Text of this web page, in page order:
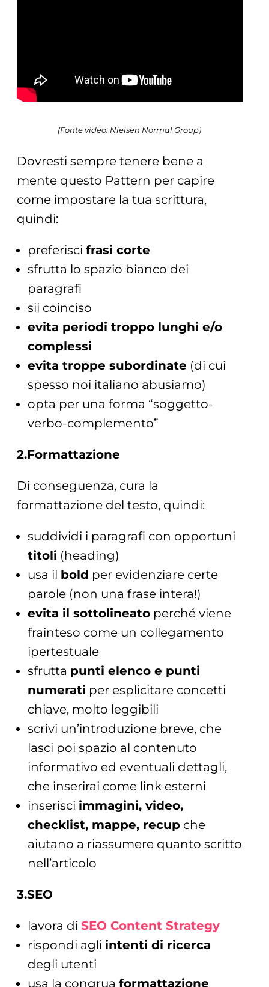
(Fonte video: Nielsen Normal Group)
Dovresti sempre tenere bene a
mente questo Pattern per capire
come impostare la tua scrittura,
quindi:
preferisci frasi corte
sfrutta lo spazio bianco dei
paragrafi
sii coinciso
evita periodi troppo lunghi e/o
complessi
evita troppe subordinate (di cui
spesso noi italiano abusiamo)
opta per una forma “soggetto-
verbo-complemento”
2.Formattazione
Di conseguenza, cura la
formattazione del testo, quindi:
suddividi i paragrafi con opportuni
titoli (heading)
usa il bold per evidenziare certe
parole (non una frase intera!)
evita il sottolineatoperché viene
frainteso come un collegamento
ipertestuale
sfrutta punti elenco e punti
numerati per esplicitare concetti
chiave, molto leggibili
scrivi un’introduzione breve, che
lasci poi spazio al contenuto
informativo ed eventuali dettagli,
che inserirai come link esterni
inserisci immagini, video,
checklist, mappe, recupche
aiutano a riassumere quanto scritto
nell’articolo
3.SEO
lavora di SEO Content Strategy
rispondi agli intenti di ricerca
degli utenti
usa la congrua formattazione